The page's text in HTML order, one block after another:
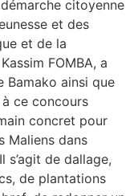
citoyenne
et des
et de la
FOMBA, a
Bamako ainsi que
ce concours
concret pour
Maliens dans
s’agit de dallage,
de plantations